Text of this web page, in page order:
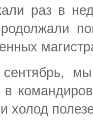
раз в
в
холод